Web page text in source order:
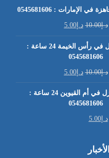
الإمارات : 0545681606
د.إ10.00 د.إ5.00
كهربائي منازل في رأس الخيمة 24 ساعة :
0545681606
د.إ10.00 د.إ5.00
كهربائي منازل في أم القيوين 24 ساعة :
0545681606
د.إ5.00